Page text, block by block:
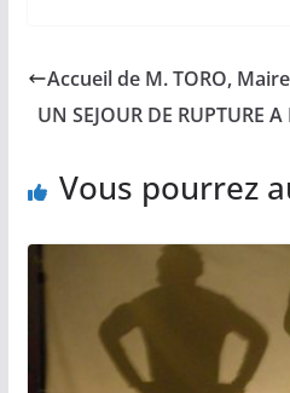
Accueil de M. TORO,
UN SEJOUR DE RUPTURE
Vous pourrez